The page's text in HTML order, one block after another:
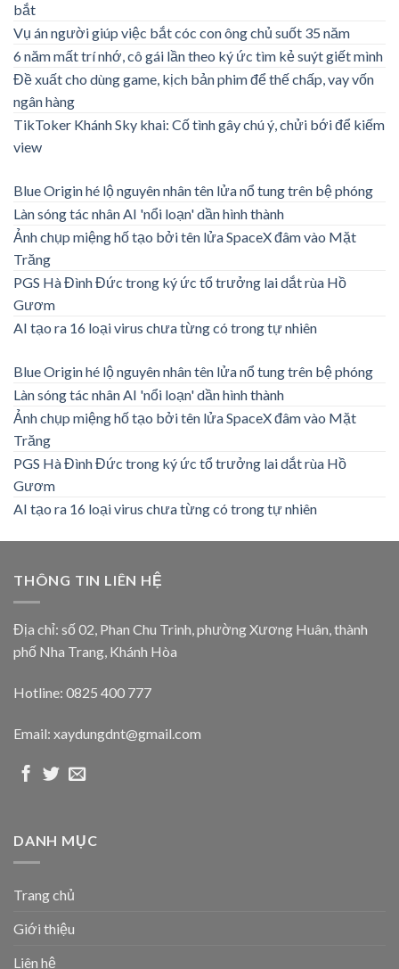
bắt
Vụ án người giúp việc bắt cóc con ông chủ suốt 35 năm
6 năm mất trí nhớ, cô gái lần theo ký ức tìm kẻ suýt giết mình
Đề xuất cho dùng game, kịch bản phim để thế chấp, vay vốn
ngân hàng
TikToker Khánh Sky khai: Cố tình gây chú ý, chửi bới để kiếm
view
Blue Origin hé lộ nguyên nhân tên lửa nổ tung trên bệ phóng
Làn sóng tác nhân AI 'nổi loạn' dần hình thành
Ảnh chụp miệng hố tạo bởi tên lửa SpaceX đâm vào Mặt
Trăng
PGS Hà Đình Đức trong ký ức tổ trưởng lai dắt rùa Hồ
Gươm
AI tạo ra 16 loại virus chưa từng có trong tự nhiên
Blue Origin hé lộ nguyên nhân tên lửa nổ tung trên bệ phóng
Làn sóng tác nhân AI 'nổi loạn' dần hình thành
Ảnh chụp miệng hố tạo bởi tên lửa SpaceX đâm vào Mặt
Trăng
PGS Hà Đình Đức trong ký ức tổ trưởng lai dắt rùa Hồ
Gươm
AI tạo ra 16 loại virus chưa từng có trong tự nhiên
THÔNG TIN LIÊN HỆ
Địa chỉ: số 02, Phan Chu Trinh, phường Xương Huân, thành
phố Nha Trang, Khánh Hòa
Hotline: 0825 400 777
Email: xaydungdnt@gmail.com
DANH MỤC
Trang chủ
Giới thiệu
Liên hệ